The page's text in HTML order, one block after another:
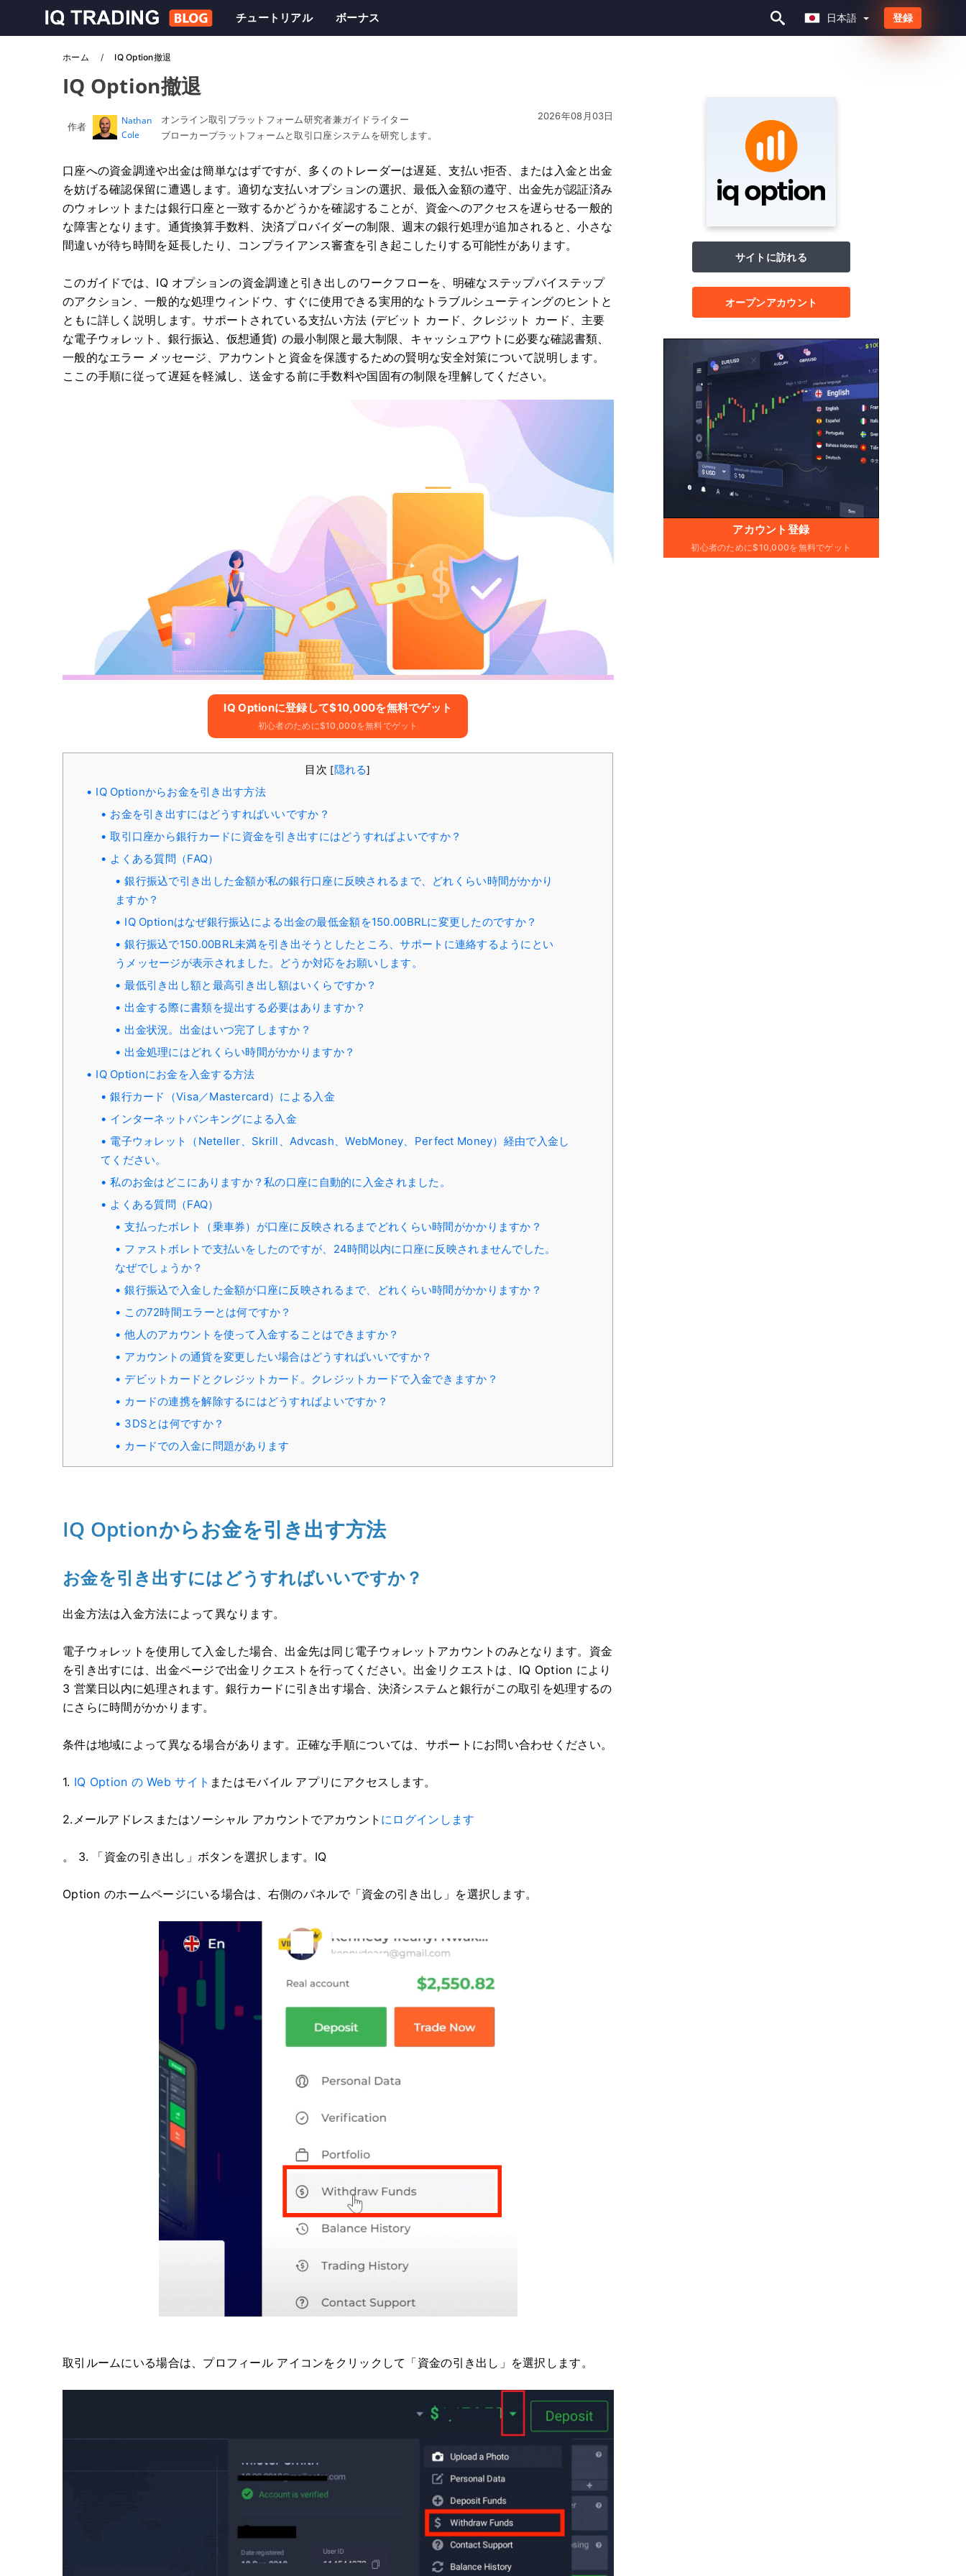
日本語
チュートリアル ボーナス 日本語 登録
ホーム IQ Option撤退
IQ Option撤退
作者
Nathan
Cole
オンライン取引プラットフォーム研究者兼ガイドライター
ブローカープラットフォームと取引口座システムを研究します。
2026年08月03日
口座への資金調達や出金は簡単なはずですが、多くのトレーダーは遅延、支払い拒否、または入金と出金
を妨げる確認保留に遭遇します。適切な支払いオプションの選択、最低入金額の遵守、出金先が認証済み
のウォレットまたは銀行口座と一致するかどうかを確認することが、資金へのアクセスを遅らせる一般的
な障害となります。通貨換算手数料、決済プロバイダーの制限、週末の銀行処理が追加されると、小さな
間違いが待ち時間を延長したり、コンプライアンス審査を引き起こしたりする可能性があります。
このガイドでは、IQ オプションの資金調達と引き出しのワークフローを、明確なステップバイステップ
のアクション、一般的な処理ウィンドウ、すぐに使用できる実用的なトラブルシューティングのヒントと
ともに詳しく説明します。サポートされている支払い方法 (デビット カード、クレジット カード、主要
な電子ウォレット、銀行振込、仮想通貨) の最小制限と最大制限、キャッシュアウトに必要な確認書類、
一般的なエラー メッセージ、アカウントと資金を保護するための賢明な安全対策について説明します。
ここの手順に従って遅延を軽減し、送金する前に手数料や国固有の制限を理解してください。
IQ Optionに​​登録して$10,000を無料でゲット
初心者のために$10,000を無料でゲット
目次 [隠れる]
IQ Optionからお金を引き出す方法
お金を引き出すにはどうすればいいですか？
取引口座から銀行カードに資金を引き出すにはどうすればよいですか？
よくある質問（FAQ）
銀行振込で引き出した金額が私の銀行口座に反映されるまで、どれくらい時間がかかり
ますか？
IQ Optionはなぜ銀行振込による出金の最低金額を150.00BRLに変更したのですか？
銀行振込で150.00BRL未満を引き出そうとしたところ、サポートに連絡するようにとい
うメッセージが表示されました。どうか対応をお願いします。
最低引き出し額と最高引き出し額はいくらですか？
出金する際に書類を提出する必要はありますか？
出金状況。出金はいつ完了しますか？
出金処理にはどれくらい時間がかかりますか？
IQ Optionにお金を入金する方法
銀行カード（Visa／Mastercard）による入金
インターネットバンキングによる入金
電子ウォレット（Neteller、Skrill、Advcash、WebMoney、Perfect Money）経由で入金し
てください。
私のお金はどこにありますか？私の口座に自動的に入金されました。
よくある質問（FAQ）
支払ったボレト（乗車券）が口座に反映されるまでどれくらい時間がかかりますか？
ファストボレトで支払いをしたのですが、24時間以内に口座に反映されませんでした。
なぜでしょうか？
銀行振込で入金した金額が口座に反映されるまで、どれくらい時間がかかりますか？
この72時間エラーとは何ですか？
他人のアカウントを使って入金することはできますか？
アカウントの通貨を変更したい場合はどうすればいいですか？
デビットカードとクレジットカード。クレジットカードで入金できますか？
カードの連携を解除するにはどうすればよいですか？
3DSとは何ですか？
カードでの入金に問題があります
IQ Optionからお金を引き出す方法
お金を引き出すにはどうすればいいですか？
出金方法は入金方法によって異なります。
電子ウォレットを使用して入金した場合、出金先は同じ電子ウォレットアカウントのみとなります。資金
を引き出すには、出金ページで出金リクエストを行ってください。出金リクエストは、IQ Option により
3 営業日以内に処理されます。銀行カードに引き出す場合、決済システムと銀行がこの取引を処理するの
にさらに時間がかかります。
条件は地域によって異なる場合があります。正確な手順については、サポートにお問い合わせください。
1. IQ Option の Web サイト またはモバイル アプリにアクセスします。
2. メールアドレスまたはソーシャル アカウントでアカウント にログインします
。 3. 「資金の引き出し」ボタンを選択します。IQ
Option のホームページにいる場合は、右側のパネルで「資金の引き出し」を選択します。
取引ルームにいる場合は、プロフィール アイコンをクリックして「資金の引き出し」を選択します。
サイトに訪れる
オープンアカウント
アカウント登録
初心者のために$10,000を無料でゲット